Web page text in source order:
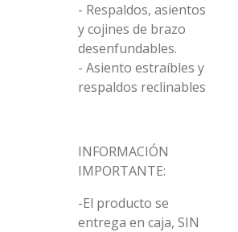
- Respaldos, asientos
y cojines de brazo
desenfundables.
- Asiento estraíbles y
respaldos reclinables
INFORMACIÓN
IMPORTANTE:
-El producto se
entrega en caja, SIN